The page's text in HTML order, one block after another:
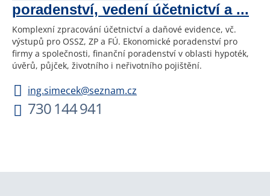
poradenství, vedení účetnictví a ...
Komplexní zpracování účetnictví a daňové evidence, vč.
výstupů pro OSSZ, ZP a FÚ. Ekonomické poradenství pro
firmy a společnosti, finanční poradenství v oblasti hypoték,
úvěrů, půjček, životního i neřivotního pojištění.
ing.simecek@seznam.cz
730 144 941